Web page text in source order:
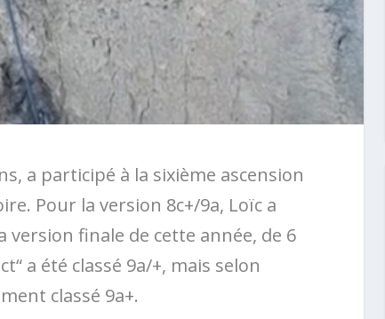
a participé à la sixième ascension
Pour la version 8c+/9a, Loïc a
version finale de cette année, de 6
a été classé 9a/+, mais selon
classé 9a+.